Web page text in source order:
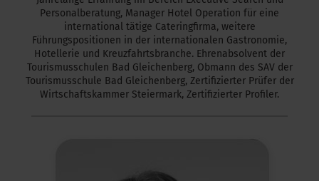
Personalberatung, Manager Hotel Operation für eine
international tätige Cateringfirma, weitere
Führungspositionen in der internationalen Gastronomie,
Hotellerie und Kreuzfahrtsbranche. Ehrenabsolvent der
Tourismusschulen Bad Gleichenberg, Obmann des SAV der
Tourismusschule Bad Gleichenberg, Zertifizierter Prüfer der
Wirtschaftskammer Steiermark, Zertifizierter Profiler.